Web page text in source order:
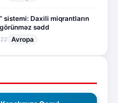
sistemi: Daxili miqrantların
görünməz sədd
Avropa